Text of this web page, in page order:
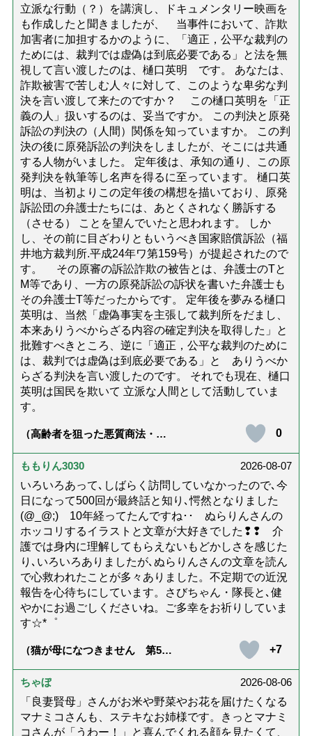
立派な行動（？）を講演し、ドキュメンタリー映画を
も作成したと聞きましたが、 当事件において、詐欺
加害者に加担するかのように、「適正，公平な裁判の
ためには、裁判では虚偽は到底必要である」と法を無
視して言い渡したのは、樋口英明 です。 あなたは、
詐欺被害で苦しむ人々に対して、このような卑劣な判
決を言い渡して来たのですか？ この樋口英明を「正
義の人」扱いするのは、妥当ですか。 この判決と原発
訴訟の判決の（人間）関係を知っていますか。 この判
決の後に原発訴訟の判決をしましたが、そこには共通
する人物がいました。 定年後は、承知の通り、この原
発判決を執筆等し名声を得るに至っています。 樋口英
明は、当初よりこの定年後の構想を描いており、原発
訴訟団の弁護士たちには、あとくされなく勝訴する
（させる） ことを望んでいたと思われます。 しか
し、その前に目ざわりともいうべき国家賠償訴訟（福
井地方裁判所.平成24年ワ第159号）が提起されたので
す。 その原審の訴訟詐欺の被告とは、弁護士のTと
M等であり、一方の原発訴訟の訴状を書いた弁護士も
その弁護士T等だったからです。 定年後を夢みる樋口
英明は、当然「虚偽事実を主張して裁判所をだまし、
本来ありうべからざる内容の確定判決を取得した」と
批難すべきところ、逆に「適正，公平な裁判のために
は、裁判では虚偽は到底必要である」と ありうべか
らざる判決を言い渡したのです。 それでも現在、樋口
英明は国民を欺いて 立派な人間として活動していま
す。
（高齢者を狙った悪質商法・訪
ないための4つの対策「騙されや
すい人の特徴は？」【社会福祉
0
ももりん3030
2026-08-07
いろいろあって､しばらく訪問していなかったので､今
日になって500回が最終話と知り､愕然となりました
(@_@;) 10年経ってたんですね･･ ぬらりんさんの
ホッコリするイラストと文章が大好きでした❢❢ 介
護では身内に理解してもらえないもどかしさを感じた
り､いろいろありましたが､ぬらりんさんの文章を読ん
で心救われたことが多々ありました。不定期での近況
報告を心待ちにしています。さびちゃん・隊長と､健
やかにお過ごしくださいね。ご多幸をお祈りしていま
す☆*゜
（猫が母になつきません 第500
+7
ちゃぼ
2026-08-06
「良妻賢母」さんがお米や野菜やお花を届けたくなる
マナミコさんも、ステキなお姉様です。きっとマナミ
コさんが「うわー！」と喜んでくれる顔を見たくて、